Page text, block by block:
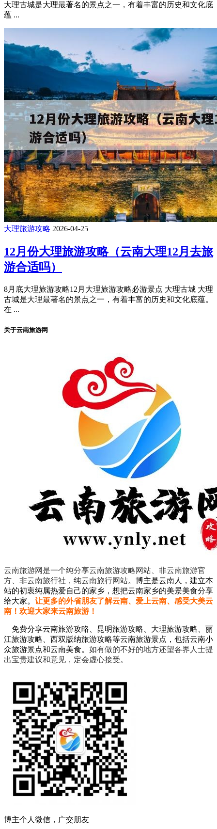
大理古城是大理最著名的景点之一，有着丰富的历史和文化底
蕴 ...
大理旅游攻略 2026-04-25
12月份大理旅游攻略（云南大理12月去旅
游合适吗）
8月底大理旅游攻略12月大理旅游攻略必游景点 大理古城 大理
古城是大理最著名的景点之一，有着丰富的历史和文化底蕴。
在 ...
关于云南旅游网
云南旅游网是一个纯分享云南旅游攻略网站、非云南旅游官
方、非云南旅行社，纯云南旅行网站。 博主是云南人，建立本
站的初衷纯属热爱自己的家乡，想把云南家乡的美景美食分享
给大家。 让更多的外省朋友了解云南、爱上云南、感受大美云
南！欢迎大家来云南旅游！
免费分享云南旅游攻略、昆明旅游攻略、大理旅游攻略、丽
江旅游攻略、西双版纳旅游攻略等云南旅游景点，包括云南小
众旅游景点和云南美食。 如有做的不好的地方还望各界人士提
出宝贵建议和意见，定会虚心接受。
博主个人微信，广交朋友